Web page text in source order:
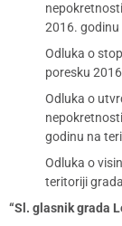
2016.
Odluka o
poresku
Odluka o
godinu na
Odluka o
teritoriji
“Sl. glasnik grada